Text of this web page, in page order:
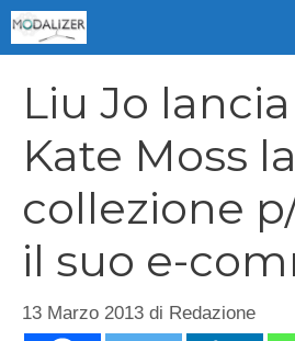
Vai
al
Liu Jo
Kate Moss
collezione
il suo e-
13 Marzo 2013 di Redazione